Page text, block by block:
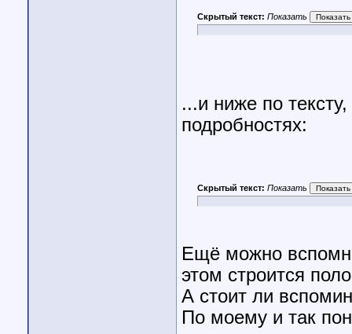
Скрытый текст: Показать
...и ниже по
подробностях:
Скрытый текст: Показать
Ещё можно
этом строится
А стоит ли
По моему и так